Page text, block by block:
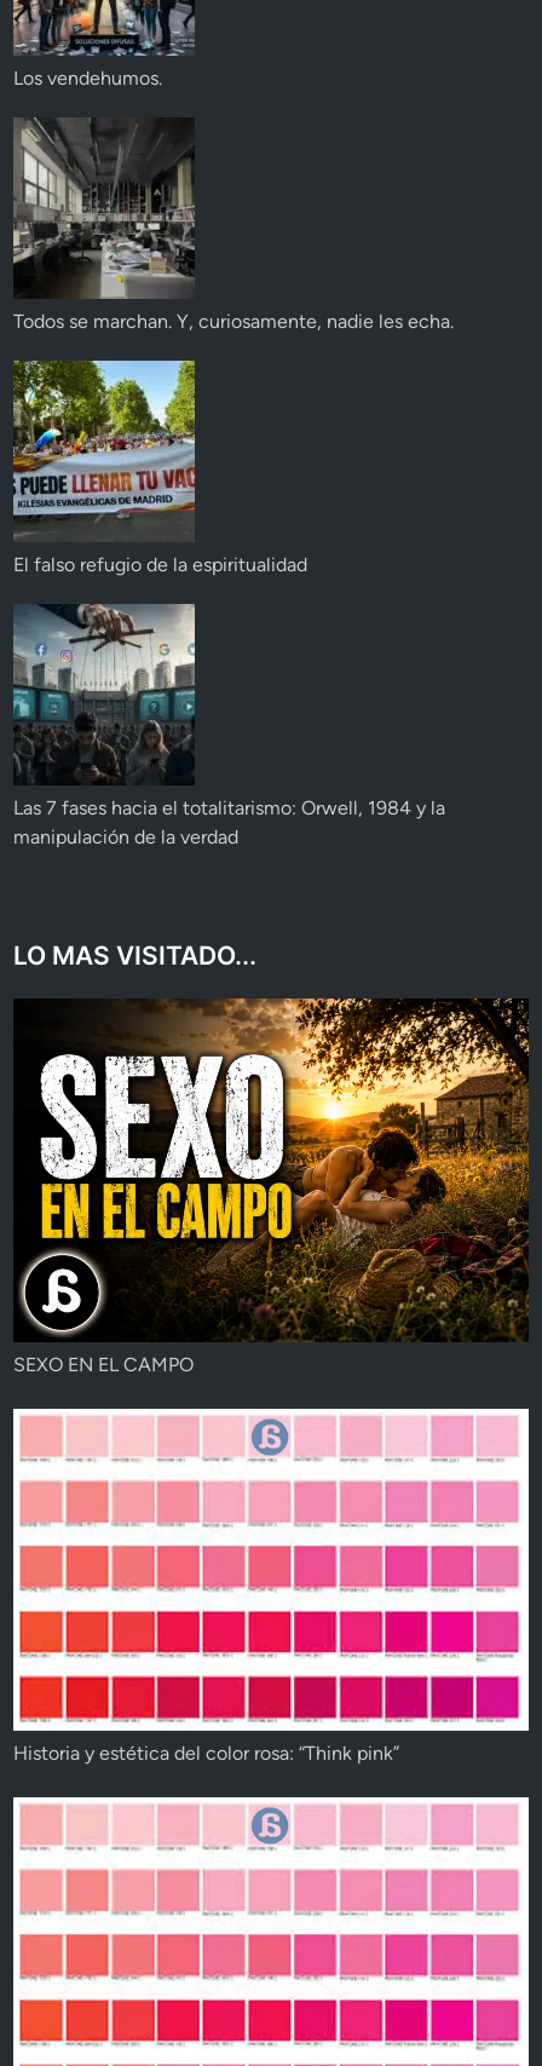
Los vendehumos.
Todos se marchan. Y, curiosamente, nadie les echa.
El falso refugio de la espiritualidad
Las 7 fases hacia el totalitarismo: Orwell, 1984 y la
manipulación de la verdad
LO MAS VISITADO...
SEXO EN EL CAMPO
Historia y estética del color rosa: “Think pink”